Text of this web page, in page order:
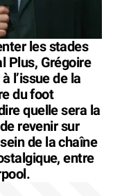
les stades
Plus, Grégoire
l’issue de la
du foot
quelle sera la
revenir sur
de la chaîne
entre